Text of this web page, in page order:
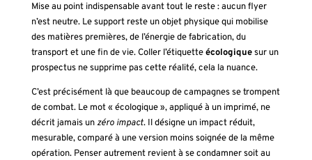
Mise au point indispensable avant tout le reste : aucun flyer
n’est neutre. Le support reste un objet physique qui mobilise
des matières premières, de l’énergie de fabrication, du
transport et une fin de vie. Coller l’étiquetteécologiquesur un
prospectus ne supprime pas cette réalité, cela la nuance.
C’est précisément là que beaucoup de campagnes se trompent
de combat. Le mot « écologique », appliqué à un imprimé, ne
décrit jamais un zéro impact. Il désigne un impact réduit,
mesurable, comparé à une version moins soignée de la même
opération. Penser autrement revient à se condamner soit au